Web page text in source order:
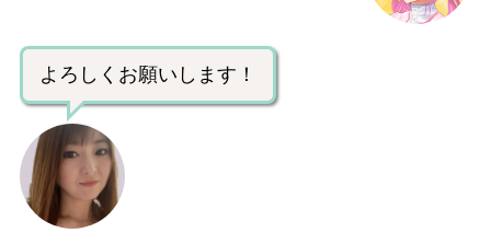
よろしくお願いします！